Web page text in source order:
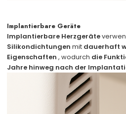
Implantierbare Geräte
Implantierbare Herzgeräte
Silikondichtungen mit dauerhaft
Eigenschaften , wodurch die
Jahre hinweg nach der